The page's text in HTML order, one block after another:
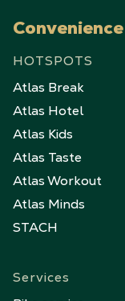
Convenience
HOTSPOTS
Atlas Break
Atlas Hotel
Atlas Kids
Atlas Taste
Atlas Workout
Atlas Minds
STACH
Services